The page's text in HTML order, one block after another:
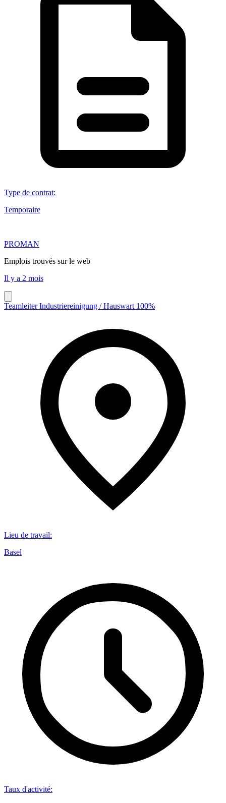
Type de contrat:
Temporaire
PROMAN
Emplois trouvés sur le web
Il y a 2 mois
Teamleiter Industriereinigung / Hauswart 100%
Lieu de travail:
Basel
Taux d'activité: